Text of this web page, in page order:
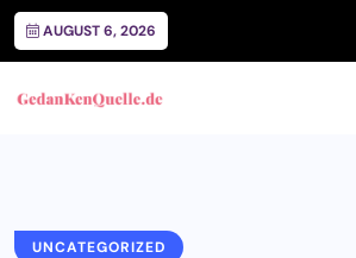
AUGUST 6, 2026
UNCATEGORIZED